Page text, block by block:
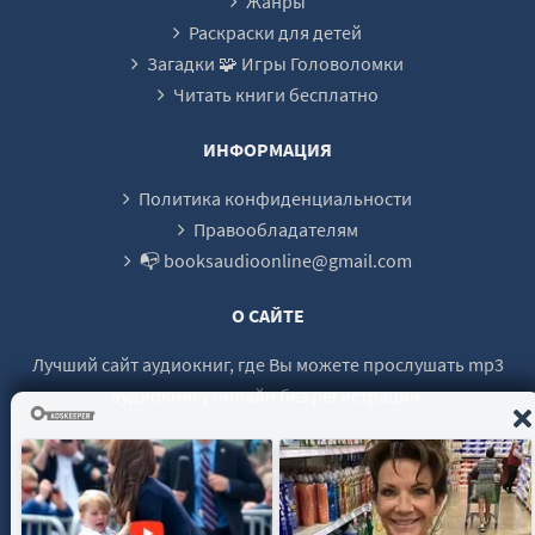
24 Арк v01 - Глава 8-3
25 Арк v01 - Глава 8-4
26 Арк v01 - Глава 9-1
Раскраски для детей
Загадки 🧩 Игры Головоломки
Читать книги бесплатно
ИНФОРМАЦИЯ
Политика конфиденциальности
Правообладателям
📭 booksaudioonline@gmail.com
О САЙТЕ
Лучший сайт аудиокниг, где Вы можете прослушать mp3
аудиокнигу онлайн без регистрации.
© 2021 - 2026 booksaudio-online.com Все права защищены.